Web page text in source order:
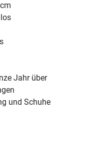
Jahr über
und Schuhe